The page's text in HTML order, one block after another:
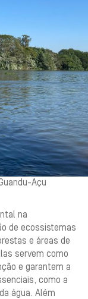
na
de ecossistemas
e áreas de
servem como
e garantem a
como a
água. Além